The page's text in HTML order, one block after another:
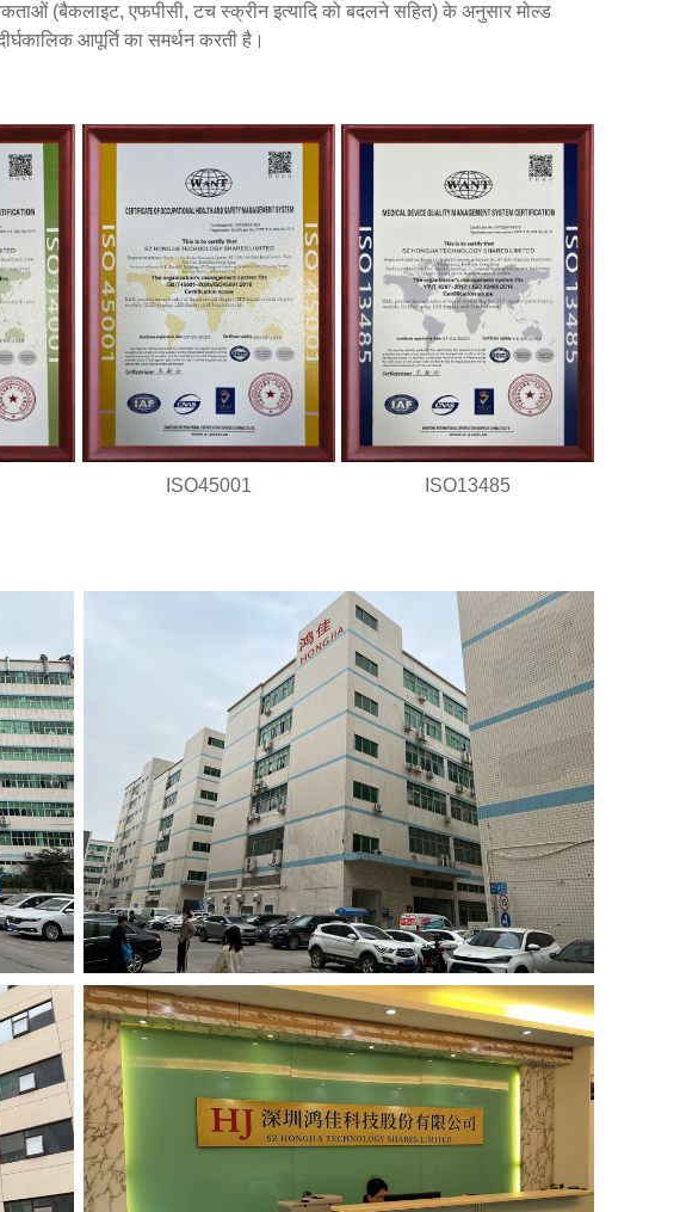
(बैकलाइट, एफपीसी, टच स्क्रीन इत्यादि को बदलने सहित) के अनुसार मोल्ड
आपूर्ति का समर्थन करती है।
ISO45001 ISO13485